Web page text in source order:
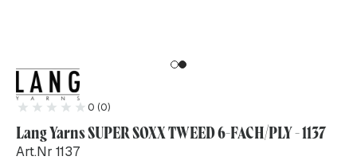
0 (0)
Lang Yarns SUPER SOXX TWEED 6-FACH/PLY - 1137
Art.Nr 1137